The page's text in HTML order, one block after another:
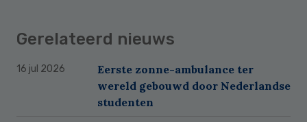
Gerelateerd nieuws
16 jul 2026
Eerste zonne-ambulance ter
wereld gebouwd door Nederlandse
studenten